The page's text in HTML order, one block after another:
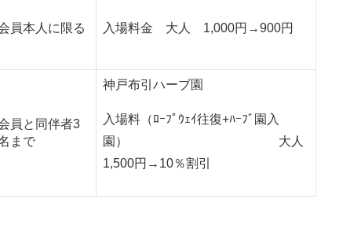
員本人に限る 入場料金 大人 1,000円→900円
員と同伴者3
まで
神戸布引ハーブ園
入場料（ﾛｰﾌﾟｳｪｲ往復+ﾊｰﾌﾞ園入
園） 大人
1,500円→10％割引